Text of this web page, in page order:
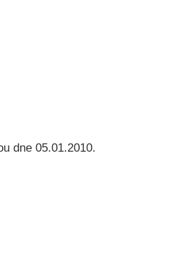
dne 05.01.2010.